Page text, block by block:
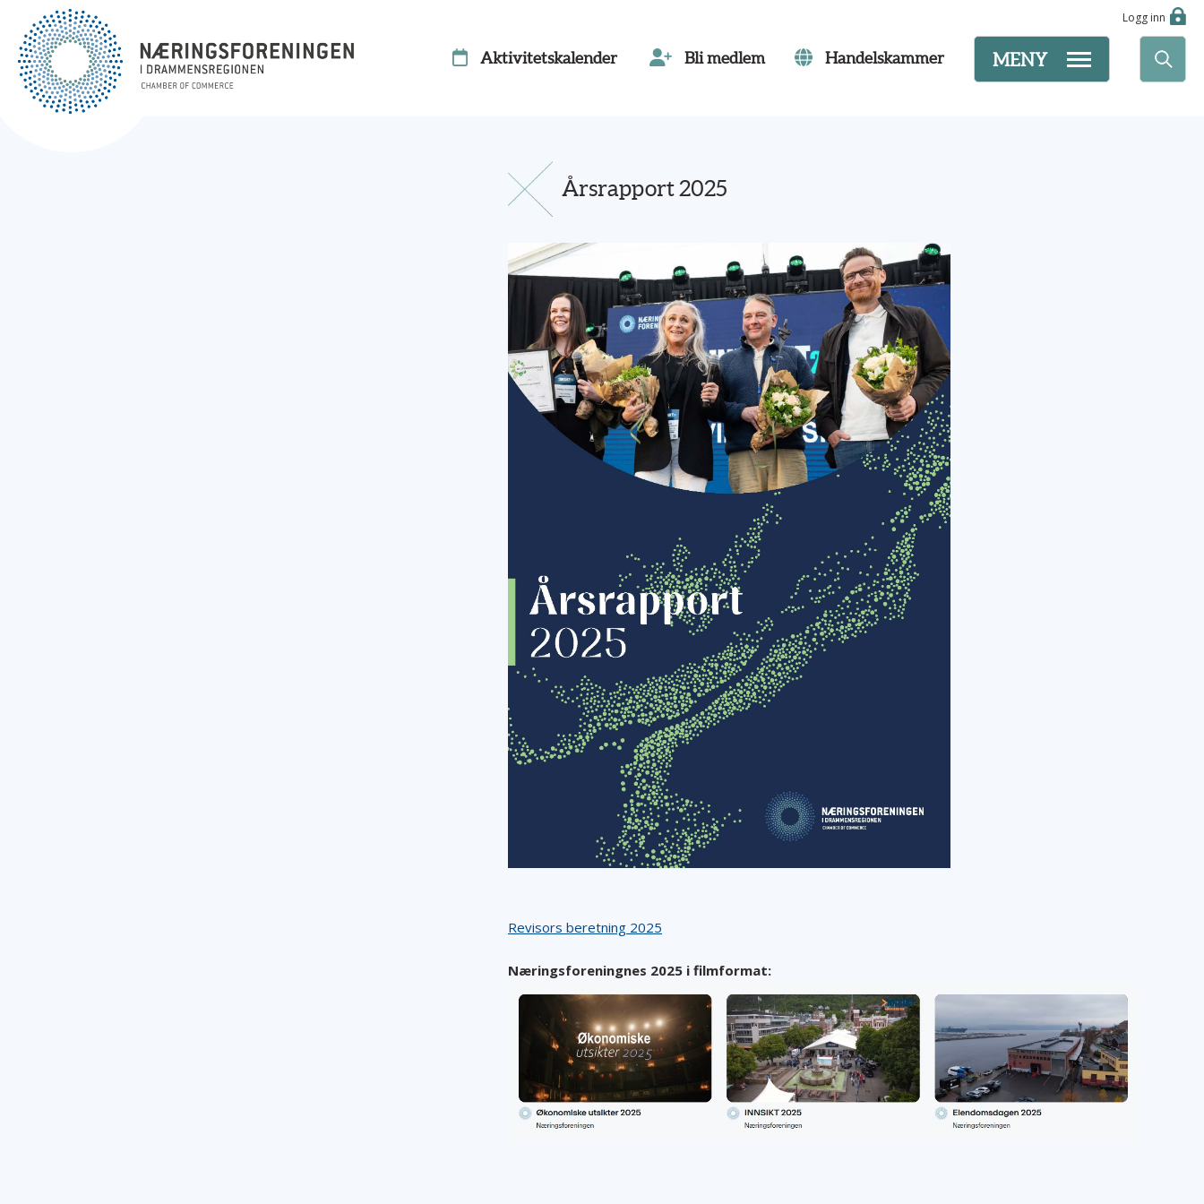
Logg inn
MENY
Aktivitetskalender Bli medlem Handelskammer
Årsrapport 2025
Revisors beretning 2025
Næringsforeningnes 2025 i filmformat: